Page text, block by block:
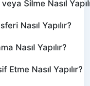
Silme Nasıl
Nasıl Yapılır?
Nasıl Yapılır?
Nasıl Yapılır?